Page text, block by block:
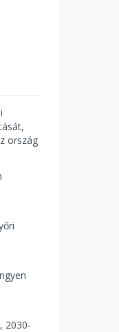
ország
2030-